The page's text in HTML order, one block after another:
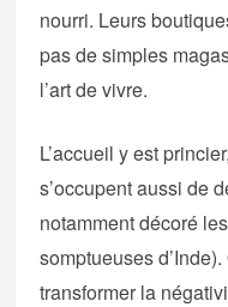
nourri. Leurs
pas de simples
l’art de vivre.
L’accueil y est
s’occupent aussi de
notamment décoré
somptueuses
transformer la